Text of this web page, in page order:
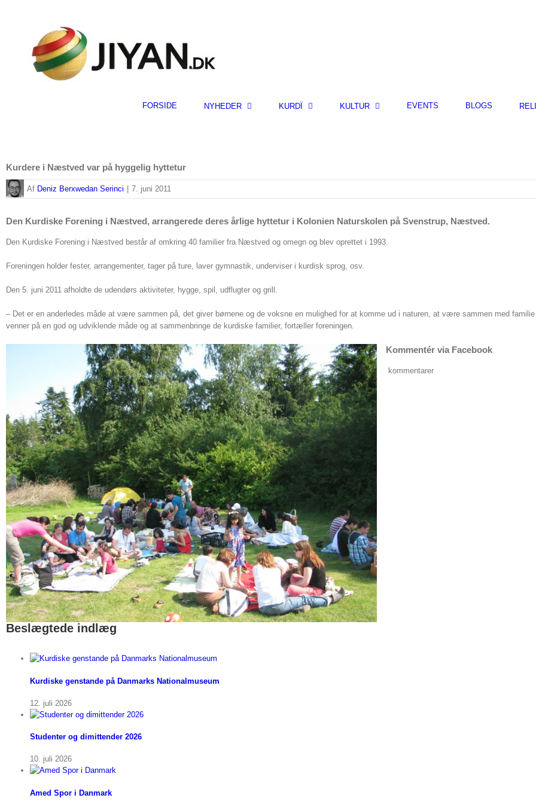
FORSIDE NYHEDER KURDÎ KULTUR EVENTS BLOGS
Kurdere i Næstved var på hyggelig hyttetur
By Deniz Berxwedan Serinci 7. juni 2011
Den Kurdiske Forening i Næstved, arrangerede deres årlige hyttetur i Kolonien Naturskolen på Svenstrup, Næstved.
Den Kurdiske Forening i Næstved består af omkring 40 familier fra Næstved og omegn og blev oprettet i 1993.
Foreningen holder fester, arrangementer, tager på ture, laver gymnastik, underviser i kurdisk sprog, osv.
Den 5. juni 2011 afholdte de udendørs aktiviteter, hygge, spil, udflugter og grill.
– Det er en anderledes måde at være sammen på, det giver børnene og de voksne en mulighed for at komme ud i naturen, at være sammen med
venner på en god og udviklende måde og at sammenbringe de kurdiske familier, fortæller foreningen.
Kommentér via Facebook
kommentarer
Beslægtede indlæg
Kurdiske genstande på Danmarks Nationalmuseum
12. juli 2026
Studenter og dimittender 2026
10. juli 2026
Amed Spor i Danmark